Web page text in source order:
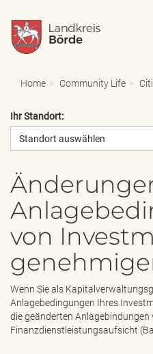
Home Community Life
Ihr Standort:
Standort auswählen
von
Wenn Sie als
Anlagebedingungen Ihres
die geänderten
Finanzdienstleistungsaufsicht